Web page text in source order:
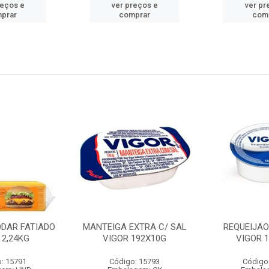
e
ver preços e
comprar
ver
FATIADO
15791
MANTEIGA EXTRA C/ SAL
VIGOR 192X10G
Código: 15793
VIGOR